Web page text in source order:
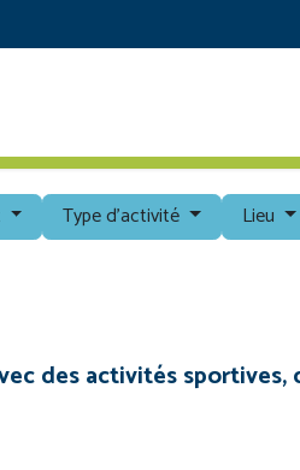
Type d'activité Lieu
des activités